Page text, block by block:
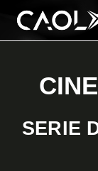
SERIE